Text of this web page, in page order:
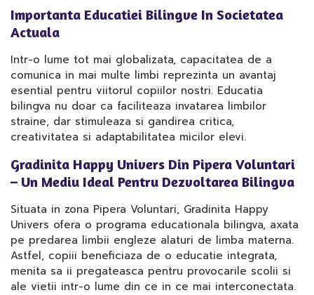
Importanta Educatiei Bilingve In Societatea
Actuala
Intr-o lume tot mai globalizata, capacitatea de a
comunica in mai multe limbi reprezinta un avantaj
esential pentru viitorul copiilor nostri. Educatia
bilingva nu doar ca faciliteaza invatarea limbilor
straine, dar stimuleaza si gandirea critica,
creativitatea si adaptabilitatea micilor elevi.
Gradinita Happy Univers Din Pipera Voluntari
– Un Mediu Ideal Pentru Dezvoltarea Bilingva
Situata in zona Pipera Voluntari, Gradinita Happy
Univers ofera o programa educationala bilingva, axata
pe predarea limbii engleze alaturi de limba materna.
Astfel, copiii beneficiaza de o educatie integrata,
menita sa ii pregateasca pentru provocarile scolii si
ale vietii intr-o lume din ce in ce mai interconectata.